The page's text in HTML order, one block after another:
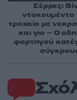
Σέρρες:
ντοκουμέντο
τροχαίο με
και γιο – Ο
φορτηγού